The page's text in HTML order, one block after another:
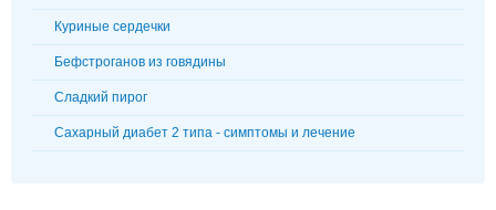
Куриные сердечки
Бефстроганов из говядины
Сладкий пирог
Сахарный диабет 2 типа - симптомы и лечение